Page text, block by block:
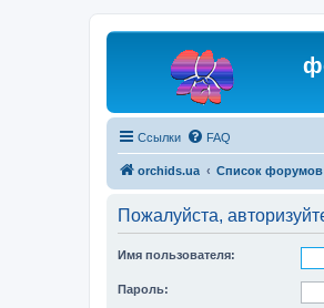
Ссылки FAQ
orchids.ua Список форумов
Пожалуйста,
Имя пользователя:
Пароль: